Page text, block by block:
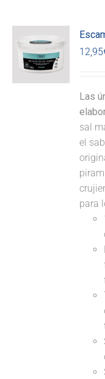
12,95
Las
sal
el
para